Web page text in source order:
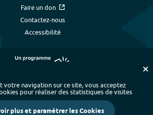
Faire un don
Contactez-nous
Accessibilité
du site - Index alphabétique
-
données personnelles
- Paramétrer les cookies
votre navigation sur ce site, vous acceptez
pour réaliser des statistiques de visites
plus et paramétrer les Cookies